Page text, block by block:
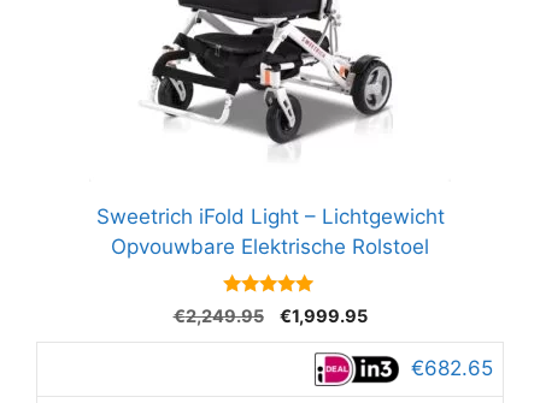
Sweetrich iFold Light – Lichtgewicht
Opvouwbare Elektrische Rolstoel
4.8
van 5
€2,249.95
Oorspronkelijke
prijs
€2,249.95.
€1,999.95Huidige
prijs
is:
€1,999.95.
€682.65